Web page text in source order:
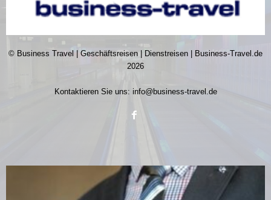
© Business Travel | Geschäftsreisen | Dienstreisen | Business-Travel.de
2026
Kontaktieren Sie uns: info@business-travel.de